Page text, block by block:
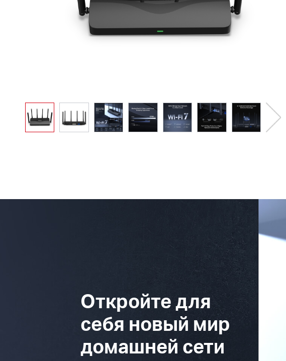
Откройте для
себя новый мир
домашней сети